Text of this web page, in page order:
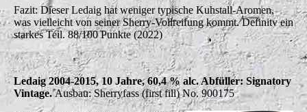
Fazit: Dieser Ledaig hat weniger typische Kuhstall-Aromen,
was vielleicht von seiner Sherry-Vollreifung kommt. Definitv ein
starkes Teil. 88/100 Punkte (2022)
Ledaig 2004-2015, 10 Jahre, 60,4 % alc. Abfüller: Signatory
Vintage.Ausbau: Sherryfass (first fill) No. 900175